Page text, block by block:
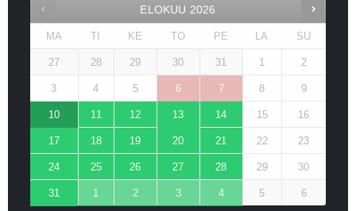
ELOKUU 2026
MA TI KE TO PE LA SU
27 28 29 30 31 1 2
3 4 5 6 7 8 9
10 11 12 13 14 15 16
17 18 19 20 21 22 23
24 25 26 27 28 29 30
31 1 2 3 4 5 6